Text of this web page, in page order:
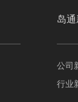
岛
公司
行业